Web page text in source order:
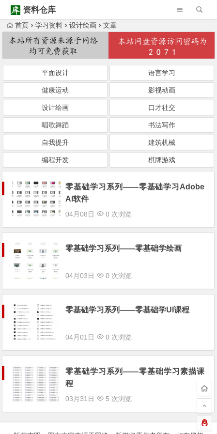
资料仓库
首页 学习资料 设计绘画
文章
Warning: Trying to access array offset on null in/www/wwwroot/ziliaocangku.cn/wp-content/themes/Begin/inc/type-navigation.php
平面设计
语言学习
健康运动 影视动画
设计绘画 口才社交
唱歌舞蹈 书法写作
自我提升 建筑机械
编程开发 棋牌游戏
零基础学习系列——零基础学习Adobe
AI软件
04月08日 0 次浏览
零基础学习系列——零基础学绘画
04月03日 0 次浏览
零基础学习系列——零基础学UI课程
04月01日 0 次浏览
零基础学习系列——零基础学习素描课
程
03月31日 5 次浏览